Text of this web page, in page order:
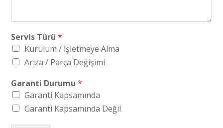
Servis Türü*
Kurulum / İşletmeye Alma
Arıza / Parça Değişimi
Garanti Durumu*
Garanti Kapsamında
Garanti Kapsamında Değil